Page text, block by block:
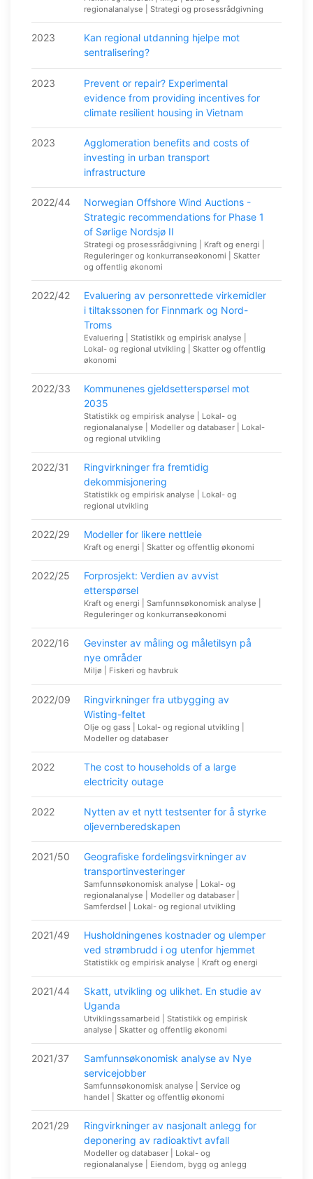
regionalanalyse | Strategi og prosessrådgivning
2023
Kan regional utdanning hjelpe mot
sentralisering?
2023
Prevent or repair? Experimental
evidence from providing incentives for
climate resilient housing in Vietnam
2023
Agglomeration benefits and costs of
investing in urban transport
infrastructure
2022/44
Norwegian Offshore Wind Auctions -
Strategic recommendations for Phase 1
of Sørlige Nordsjø II
Strategi og prosessrådgivning | Kraft og energi |
Reguleringer og konkurranseøkonomi | Skatter
og offentlig økonomi
2022/42
Evaluering av personrettede virkemidler
i tiltakssonen for Finnmark og Nord-
Troms
Evaluering | Statistikk og empirisk analyse |
Lokal- og regional utvikling | Skatter og offentlig
økonomi
2022/33
Kommunenes gjeldsetterspørsel mot
2035
Statistikk og empirisk analyse | Lokal- og
regionalanalyse | Modeller og databaser | Lokal-
og regional utvikling
2022/31
Ringvirkninger fra fremtidig
dekommisjonering
Statistikk og empirisk analyse | Lokal- og
regional utvikling
2022/29 Modeller for likere nettleie
Kraft og energi | Skatter og offentlig økonomi
2022/25
Forprosjekt: Verdien av avvist
etterspørsel
Kraft og energi | Samfunnsøkonomisk analyse |
Reguleringer og konkurranseøkonomi
2022/16
Gevinster av måling og måletilsyn på
nye områder
Miljø | Fiskeri og havbruk
2022/09
Ringvirkninger fra utbygging av
Wisting-feltet
Olje og gass | Lokal- og regional utvikling |
Modeller og databaser
2022
The cost to households of a large
electricity outage
2022
Nytten av et nytt testsenter for å styrke
oljevernberedskapen
2021/50
Geografiske fordelingsvirkninger av
transportinvesteringer
Samfunnsøkonomisk analyse | Lokal- og
regionalanalyse | Modeller og databaser |
Samferdsel | Lokal- og regional utvikling
2021/49
Husholdningenes kostnader og ulemper
ved strømbrudd i og utenfor hjemmet
Statistikk og empirisk analyse | Kraft og energi
2021/44
Skatt, utvikling og ulikhet. En studie av
Uganda
Utviklingssamarbeid | Statistikk og empirisk
analyse | Skatter og offentlig økonomi
2021/37
Samfunnsøkonomisk analyse av Nye
servicejobber
Samfunnsøkonomisk analyse | Service og
handel | Skatter og offentlig økonomi
2021/29
Ringvirkninger av nasjonalt anlegg for
deponering av radioaktivt avfall
Modeller og databaser | Lokal- og
regionalanalyse | Eiendom, bygg og anlegg